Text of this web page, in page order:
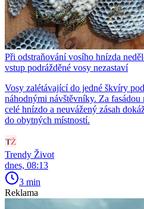
Při odstraňování vosího hnízda
vstup podrážděné vosy nezastaví
Vosy zalétávající do jedné škvíry
náhodnými návštěvníky. Za
celé hnízdo a neuvážený zásah
do obytných místností.
Trendy Život
dnes, 08:13
3 min
Reklama